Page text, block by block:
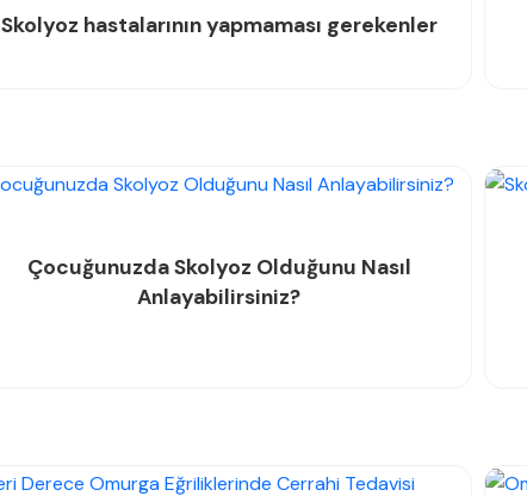
Skolyoz hastalarının yapmaması gerekenler
Çocuğunuzda Skolyoz Olduğunu Nasıl
Anlayabilirsiniz?